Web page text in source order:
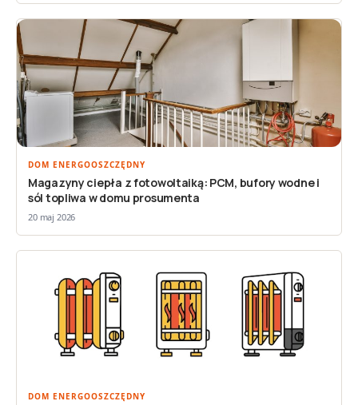
DOM ENERGOOSZCZĘDNY
Magazyny ciepła z fotowoltaiką: PCM, bufory wodne i
sól topliwa w domu prosumenta
20 maj 2026
DOM ENERGOOSZCZĘDNY